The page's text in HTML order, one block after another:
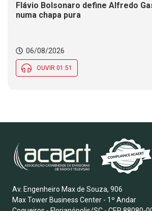
Flávio Bolsonaro define Alfredo
numa chapa pura
06/08/2026
OUVIR 01:51
Av. Engenheiro Max de Souza, 906
Max Tower Business Center - 1º Andar